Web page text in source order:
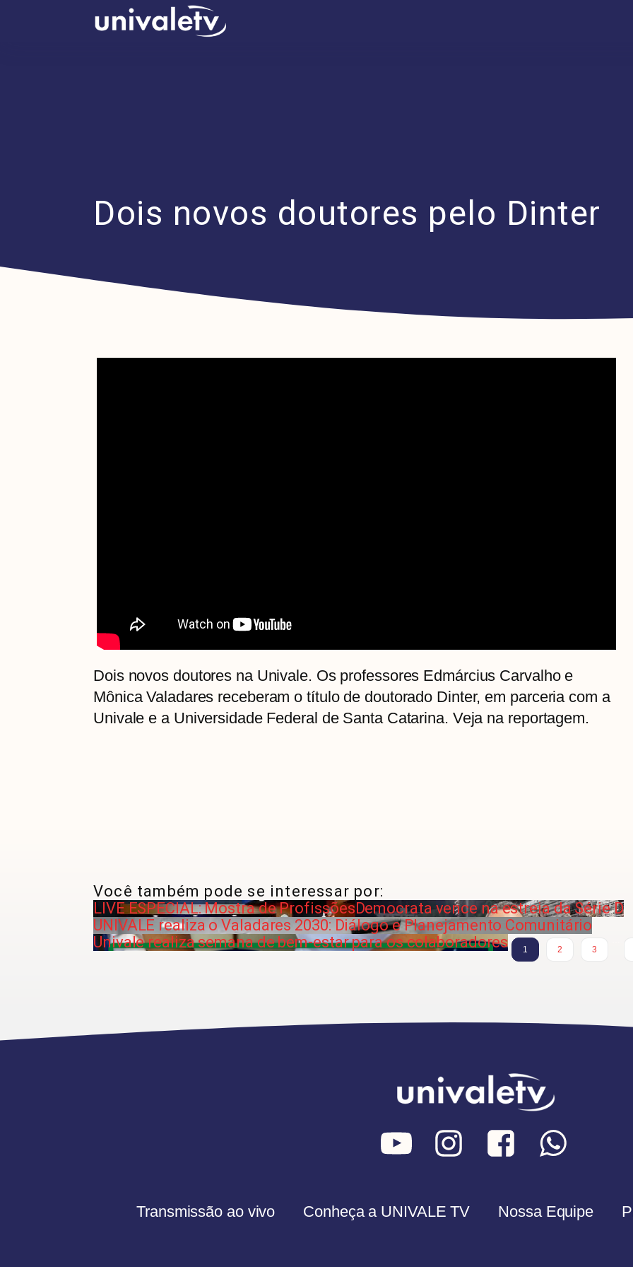
Dois novos doutores pelo Dinter
Dois novos doutores na Univale. Os professores Edmárcius Carvalho e
Mônica Valadares receberam o título de doutorado Dinter, em parceria com a
Univale e a Universidade Federal de Santa Catarina. Veja na reportagem.
Você também pode se interessar por:
LIVE ESPECIAL: Mostra de ProfissõesDemocrata vence na estreia da Série D
UNIVALE realiza o Valadares 2030: Diálogo e Planejamento Comunitário
Univale realiza semana de bem-estar para os colaboradores
1 2 3
Transmissão ao vivo Conheça a UNIVALE TV Nossa Equipe